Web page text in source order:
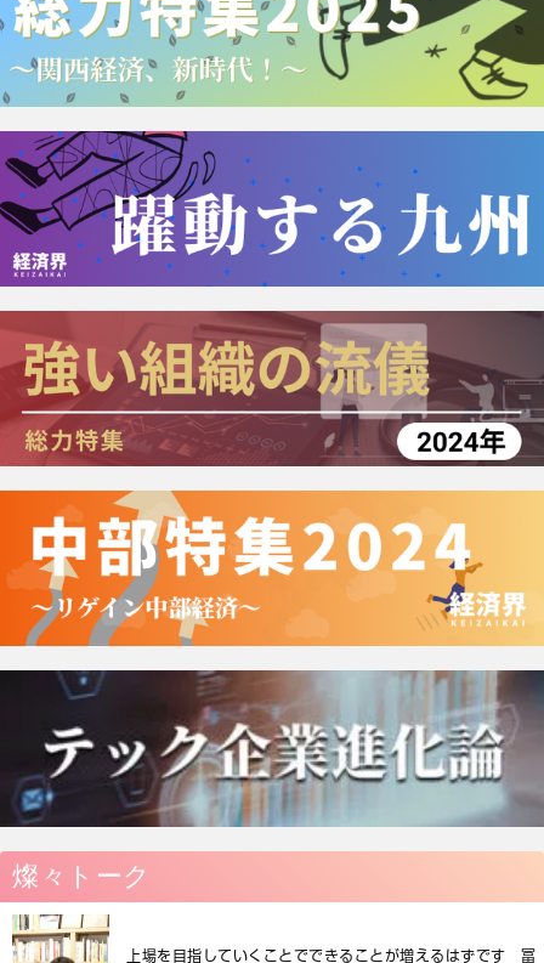
燦々トーク
上場を目指していくことでできることが増えるはずです 冨